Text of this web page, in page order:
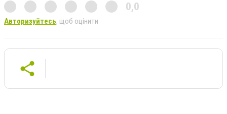
0,0
Авторизуйтесь, щоб оцінити